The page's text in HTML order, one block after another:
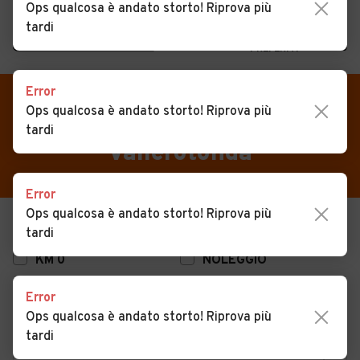
PREFERITI MENU
CERCA
Auto
Auto usate
Auto Km 0
Auto Nuove
Noleggio a lungo termine
Auto d'epoca
Moto
Camper
VENDI
MAGAZINE
ACCEDI
Auto usate in vendita
Vallerotonda
USATO
KM 0
NOLEGGIO
Ops qualcosa è andato storto! Riprova più
tardi
Error
Ops qualcosa è andato storto! Riprova più
tardi
Error
Ops qualcosa è andato storto! Riprova più
tardi
Error
Ops qualcosa è andato storto! Riprova più
tardi